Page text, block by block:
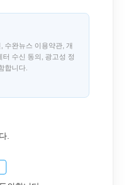
수완뉴스 이용약관, 개
수신 동의, 광고성 정
합니다.
.